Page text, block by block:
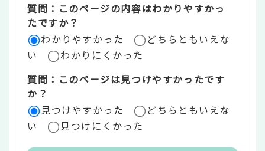
リ
ア
質問：このページの内容はわかりやすかっ
たですか？
わかりやすかった
どちらともいえな
い
わかりにくかった
質問：このページは見つけやすかったです
か？
見つけやすかった
どちらともいえな
い
見つけにくかった